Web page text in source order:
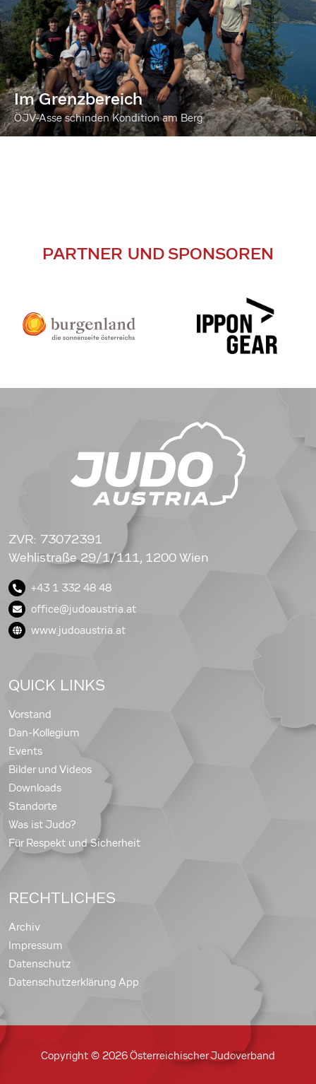
Im Grenzbereich
ÖJV-Asse schinden Kondition am Berg
PARTNER UND SPONSOREN
ZVR: 73072391
Wehlistraße 29/1/111, 1200 Wien
+43 1 332 48 48
office@judoaustria.at
www.judoaustria.at
QUICK LINKS
Vorstand
Dan-Kollegium
Events
Bilder und Videos
Downloads
Standorte
Was ist Judo?
Für Respekt und Sicherheit
RECHTLICHES
Archiv
Impressum
Datenschutz
Datenschutzerklärung App
Copyright © 2026 Österreichischer Judoverband